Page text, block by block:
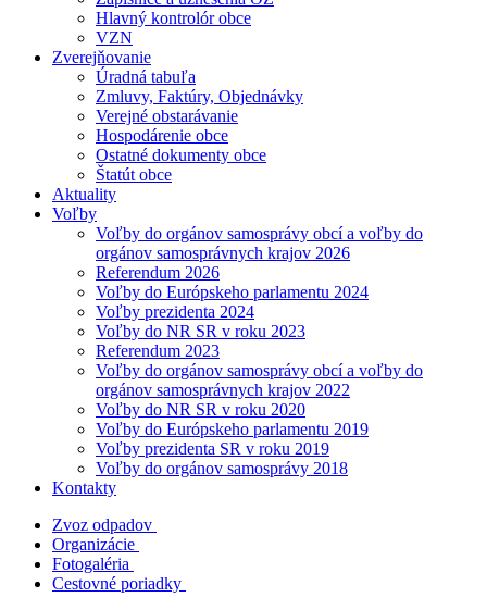
Hlavný kontrolór obce
VZN
Zverejňovanie
Úradná tabuľa
Zmluvy, Faktúry, Objednávky
Verejné obstarávanie
Hospodárenie obce
Ostatné dokumenty obce
Štatút obce
Aktuality
Voľby
Voľby do orgánov samosprávy obcí a voľby do
orgánov samosprávnych krajov 2026
Referendum 2026
Voľby do Európskeho parlamentu 2024
Voľby prezidenta 2024
Voľby do NR SR v roku 2023
Referendum 2023
Voľby do orgánov samosprávy obcí a voľby do
orgánov samosprávnych krajov 2022
Voľby do NR SR v roku 2020
Voľby do Európskeho parlamentu 2019
Voľby prezidenta SR v roku 2019
Voľby do orgánov samosprávy 2018
Kontakty
Zvoz odpadov
Organizácie
Fotogaléria
Cestovné poriadky